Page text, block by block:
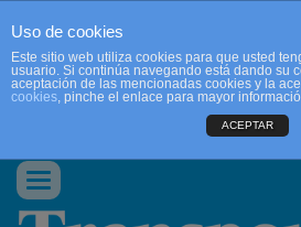
CONTACTO
Conmutar
navegación
Uso de cookies
Este sitio web utiliza cookies para que usted
usuario. Si continúa navegando está dando su
aceptación de las mencionadas cookies y la
cookies, pinche el enlace para mayor
ACEPTAR